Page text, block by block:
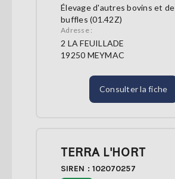
Élevage d'autres bovins et de
buffles (01.42Z)
Adresse :
2 LA FEUILLADE
19250 MEYMAC
Consulter la fiche
TERRA L'HORT
SIREN : 102070257